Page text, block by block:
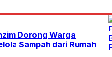
Dorong Warga
Sampah dari Rumah